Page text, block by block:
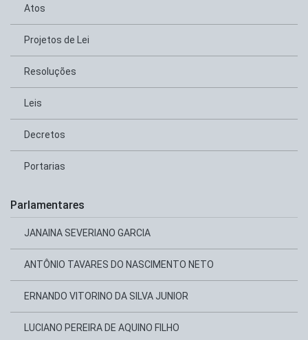
Atos
Projetos de Lei
Resoluções
Leis
Decretos
Portarias
Parlamentares
JANAINA SEVERIANO GARCIA
ANTÔNIO TAVARES DO NASCIMENTO NETO
ERNANDO VITORINO DA SILVA JUNIOR
LUCIANO PEREIRA DE AQUINO FILHO